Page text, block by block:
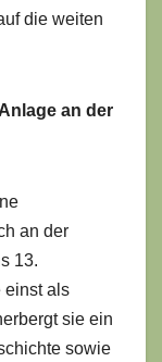
die weiten
an der
an der
13.
einst als
sie ein
sowie